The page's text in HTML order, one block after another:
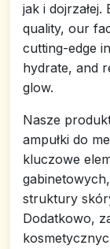
jak i
quality, our
cutting-edge
hydrate, and
glow.
Nasze
ampułki do
kluczowe
struktury
Dodatkowo,